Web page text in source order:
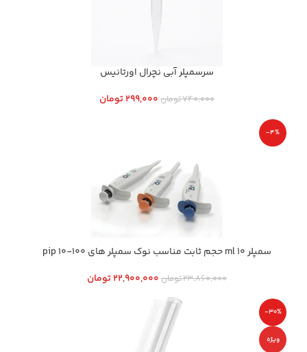
سرسمپلر آبی نچرال اورتانیس
740,000تومان 299,000تومان
-4%
سمپلر 10 ml حجم ثابت مناسب نوك سمپلر هاي 100-10 pip
23,860,000تومان 22,900,000تومان
-30%
ویژه